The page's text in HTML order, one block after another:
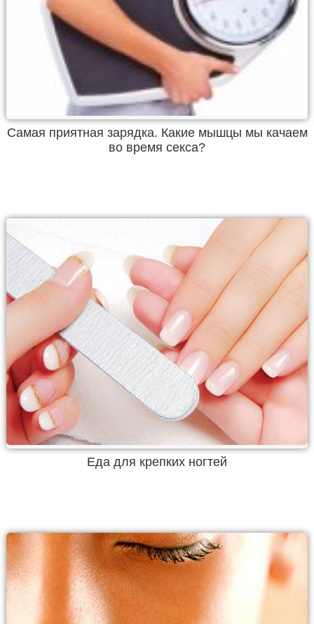
Самая приятная зарядка. Какие мышцы мы качаем
во время секса?
Еда для крепких ногтей